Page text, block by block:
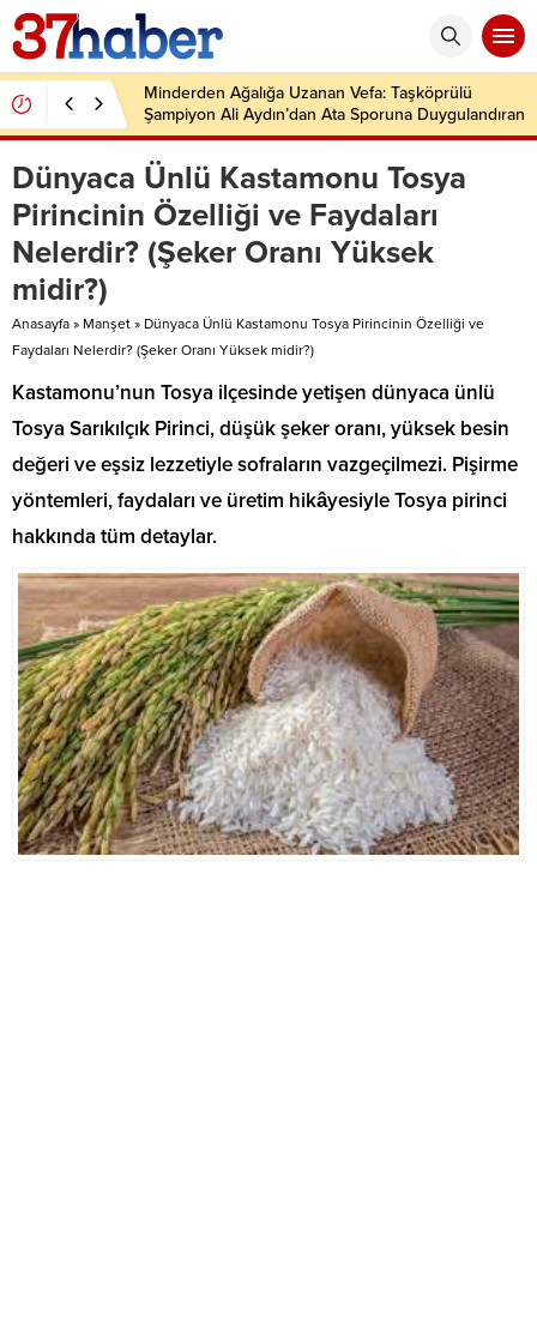
Minderden Ağalığa Uzanan Vefa: Taşköprülü
Şampiyon Ali Aydın’dan Ata Sporuna Duygulandıran
Dönüş
Dünyaca Ünlü Kastamonu Tosya
Pirincinin Özelliği ve Faydaları
Nelerdir? (Şeker Oranı Yüksek
midir?)
Anasayfa » Manşet » Dünyaca Ünlü Kastamonu Tosya Pirincinin Özelliği ve
Faydaları Nelerdir? (Şeker Oranı Yüksek midir?)
Kastamonu’nun Tosya ilçesinde yetişen dünyaca ünlü
Tosya Sarıkılçık Pirinci, düşük şeker oranı, yüksek besin
değeri ve eşsiz lezzetiyle sofraların vazgeçilmezi. Pişirme
yöntemleri, faydaları ve üretim hikâyesiyle Tosya pirinci
hakkında tüm detaylar.